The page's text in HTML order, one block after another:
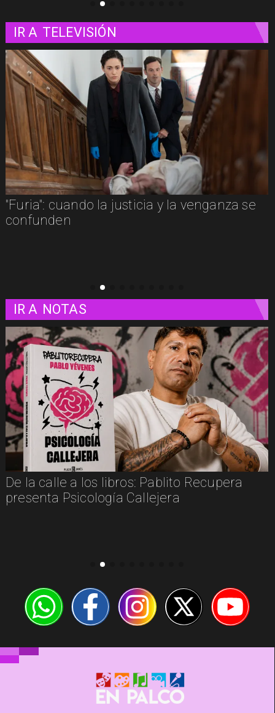
IR A TELEVISIÓN
"Furia": cuando la justicia y la venganza se
confunden
IR A NOTAS
De la calle a los libros: Pablito Recupera
presenta Psicología Callejera